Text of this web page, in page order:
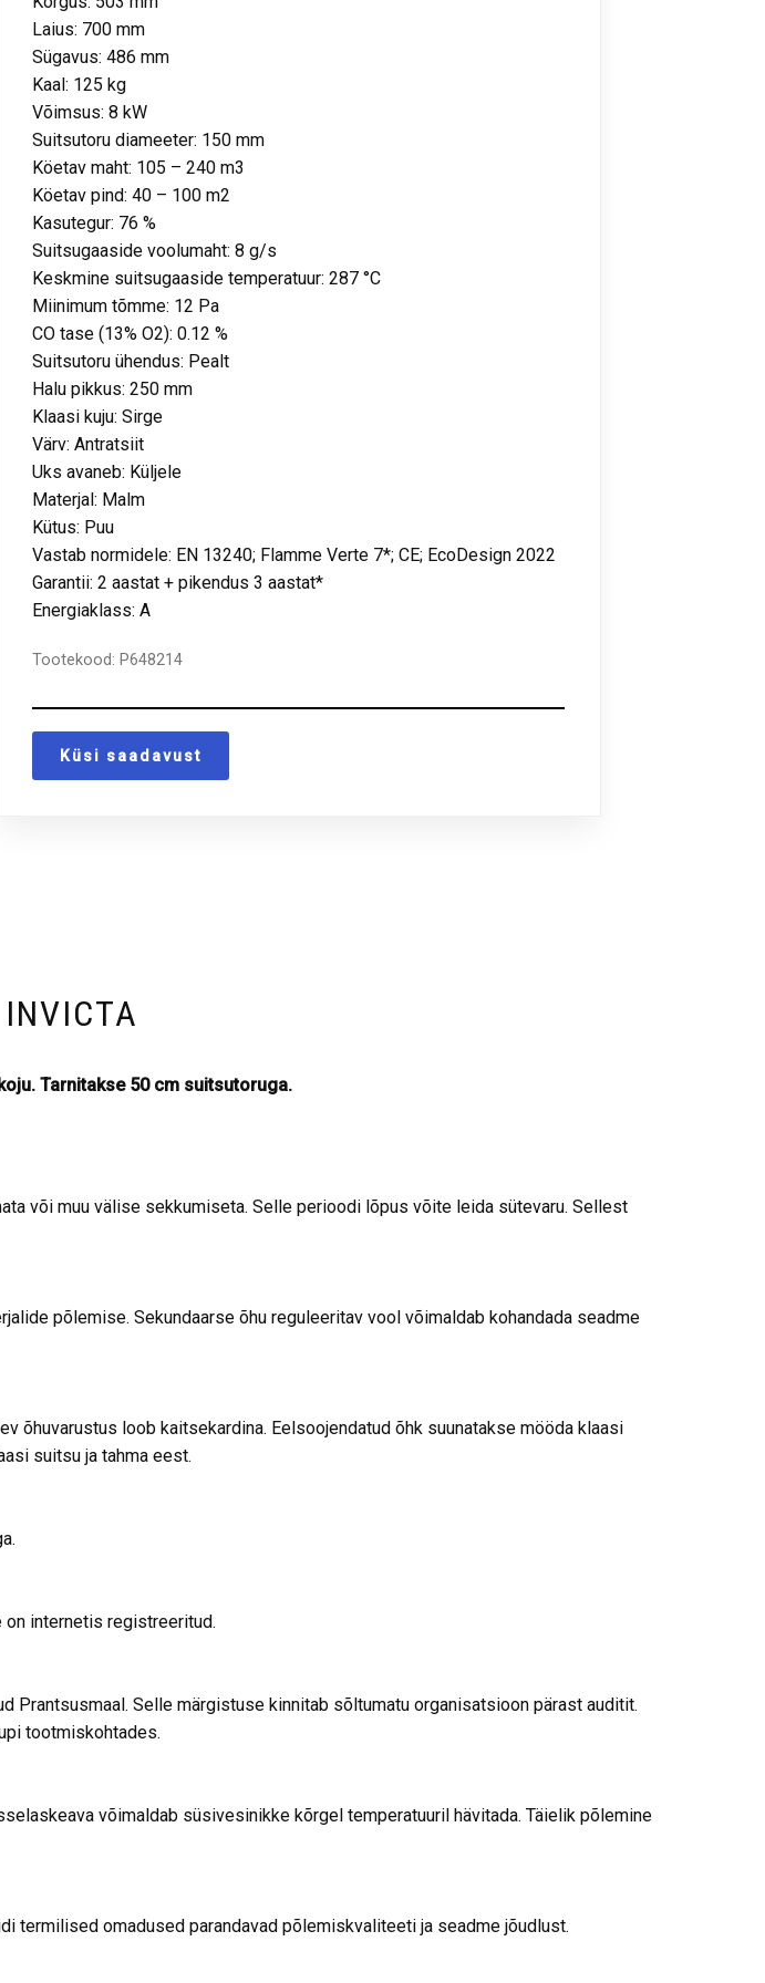
Laius: 700 mm
Sügavus: 486 mm
Kaal: 125 kg
Võimsus: 8 kW
Suitsutoru diameeter: 150 mm
Köetav maht: 105 – 240 m3
Köetav pind: 40 – 100 m2
Kasutegur: 76 %
Suitsugaaside voolumaht: 8 g/s
Keskmine suitsugaaside temperatuur: 287 °C
Miinimum tõmme: 12 Pa
CO tase (13% O2): 0.12 %
Suitsutoru ühendus: Pealt
Halu pikkus: 250 mm
Klaasi kuju: Sirge
Värv: Antratsiit
Uks avaneb: Küljele
Materjal: Malm
Kütus: Puu
Vastab normidele: EN 13240; Flamme Verte 7*; CE; EcoDesign 2022
Garantii: 2 aastat + pikendus 3 aastat*
Energiaklass: A
Tootekood: P648214
Küsi saadavust
Tarnitakse 50 cm suitsutoruga.
või muu välise sekkumiseta. Selle perioodi lõpus võite leida sütevaru. Sellest
põlemise. Sekundaarse õhu reguleeritav vool võimaldab kohandada seadme
õhuvarustus loob kaitsekardina. Eelsoojendatud õhk suunatakse mööda klaasi
suitsu ja tahma eest.
internetis registreeritud.
Prantsusmaal. Selle märgistuse kinnitab sõltumatu organisatsioon pärast auditit.
tootmiskohtades.
võimaldab süsivesinikke kõrgel temperatuuril hävitada. Täielik põlemine
termilised omadused parandavad põlemiskvaliteeti ja seadme jõudlust.